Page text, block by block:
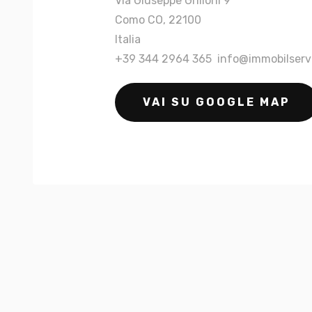
Como CO, 22100
Italia
+39 344 2964 365
VAI SU GOOGLE MAP